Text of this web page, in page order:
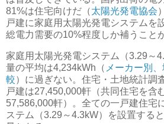
81%は住宅向けだ（太陽光発電協会
戸建に家庭用太陽光発電システムを
総電力需要の10%程度しか補うこと
家庭用太陽光発電システム（3.29～
量の平均は4,234kWh（ メーカー別
較）に過ぎない。住宅・土地統計調
戸建は27,450,000軒（共同住宅を含
57,586,000軒）。全ての一戸建住宅
ステム（3.29～4.3kW）を設置する